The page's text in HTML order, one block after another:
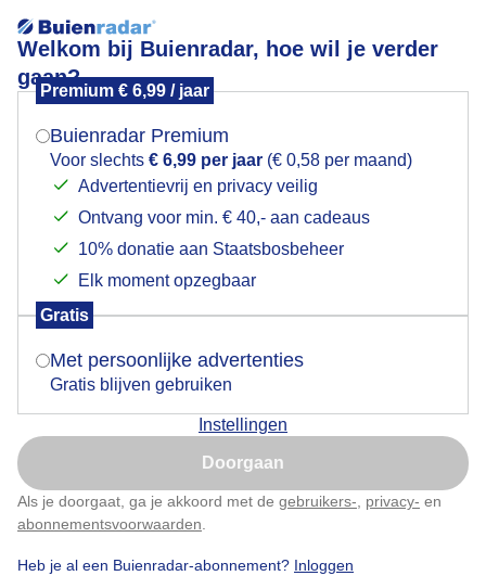
Welkom bij Buienradar, hoe wil je verder
gaan?
Premium € 6,99 / jaar
Buienradar Premium
Voor slechts € 6,99 per jaar (€ 0,58 per maand)
Advertentievrij en privacy veilig
Ontvang voor min. € 40,- aan cadeaus
10% donatie aan Staatsbosbeheer
Elk moment opzegbaar
Gratis
Met persoonlijke advertenties
Gratis blijven gebruiken
Instellingen
Doorgaan
Als je doorgaat, ga je akkoord met de gebruikers- privacy- en
abonnementsvoorwaarden
Heb je al een Buienradar-abonnement? Inloggen
Bewolking
Vanmorgen
Door: Dilia van Zon Gemaakt: 13-06-2026, 83x bekeken
Mogen we je locatie gebruiken voor het
Indien je hier nog geen akkoord op hebt gegeven,
verschijnt er zo een pop-up uit je browser waarin
Is goed, toon de popup
Nu niet, misschien later
Klik hierom dit aan te passen